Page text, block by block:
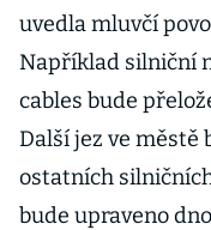
uvedla mluvčí
Například silniční
cables bude
Další jez ve městě
ostatních
bude upraveno